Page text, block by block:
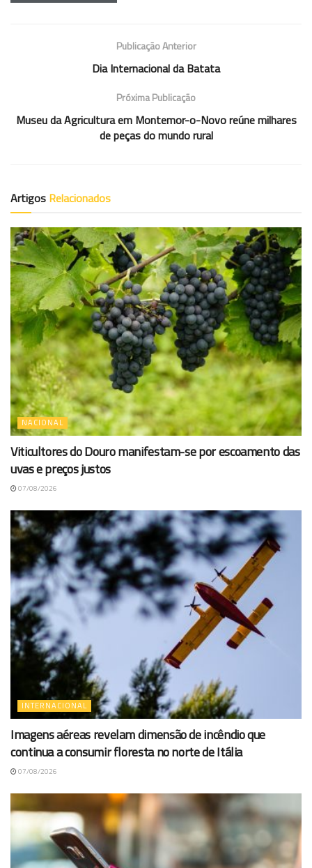
Publicação Anterior
Dia Internacional da Batata
Próxima Publicação
Museu da Agricultura em Montemor-o-Novo reúne milhares
de peças do mundo rural
Artigos Relacionados
NACIONAL
Viticultores do Douro manifestam-se por escoamento das
uvas e preços justos
07/08/2026
INTERNACIONAL
Imagens aéreas revelam dimensão de incêndio que
continua a consumir floresta no norte de Itália
07/08/2026